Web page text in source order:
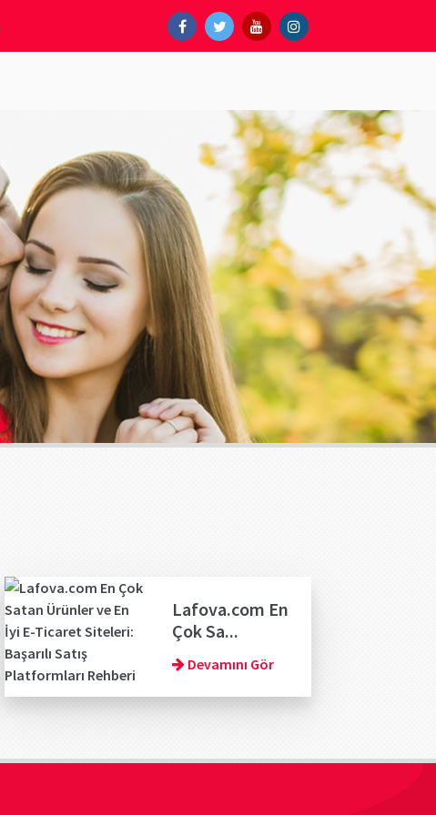
Lafova.com En
Çok Sa...
Devamını Gör